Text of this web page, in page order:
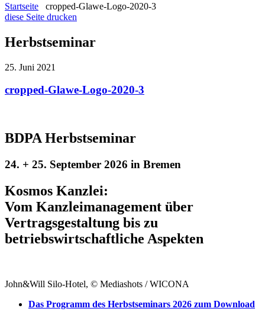
Startseite
cropped-Glawe-Logo-2020-3
diese Seite drucken
Herbstseminar
25. Juni 2021
cropped-Glawe-Logo-2020-3
BDPA Herbstseminar
24. + 25. September 2026 in Bremen
Kosmos Kanzlei:
Vom Kanzleimanagement über
Vertragsgestaltung bis zu
betriebswirtschaftliche Aspekten
John&Will Silo-Hotel, © Mediashots / WICONA
Das Programm des Herbstseminars 2026 zum Download